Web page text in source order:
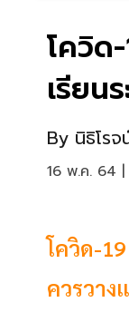
โควิด
เรียน
By นิธิโร
16 พ.ค. 64
โควิด-
ควรวาง